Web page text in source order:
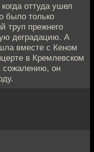
оттуда ушел
было только
труп прежнего
деградацию. А
вместе с Кеном
в Кремлевском
сожалению, он